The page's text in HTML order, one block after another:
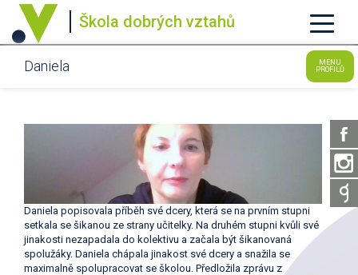
Škola dobrých vztahů
Daniela
MENU
PROFILŮ
Daniela popisovala příběh své dcery, která se na prvním stupni
setkala se šikanou ze strany učitelky. Na druhém stupni kvůli své
jinakosti nezapadala do kolektivu a začala být šikanovaná
spolužáky. Daniela chápala jinakost své dcery a snažila se
maximalně spolupracovat se školou. Předložila zprávu z